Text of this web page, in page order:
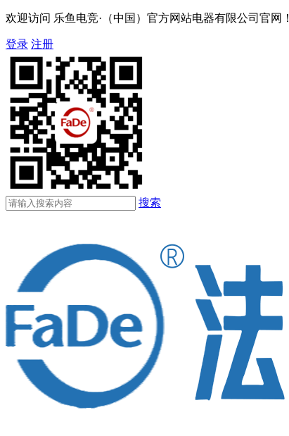
欢迎访问 乐鱼电竞·（中国）官方网站电器有限公司官网！
登录 注册
搜索